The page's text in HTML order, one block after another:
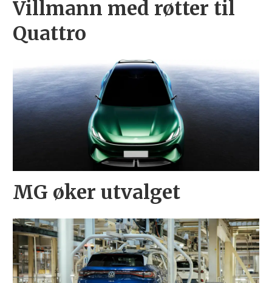
Villmann med røtter til
Quattro
MG øker utvalget